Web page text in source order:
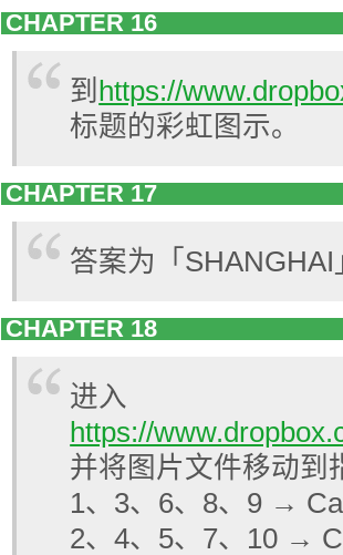
CHAPTER 16
到 https://
标题的彩虹图示。
CHAPTER 17
答案为「SHANGHAI
CHAPTER 18
进入
https://
并将图片文件移动到
1、3、6、8、9 →
2、4、5、7、10 →